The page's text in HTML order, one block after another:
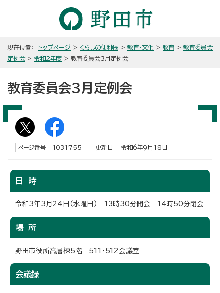
現在位置： トップページ > くらしの便利帳 > 教育・文化 > 教育 > 教育委員会
定例会 > 令和2年度 > 教育委員会3月定例会
教育委員会3月定例会
ページ番号 1031755 更新日 令和6年9月18日
日 時
令和3年3月24日（水曜日） 13時30分開会 14時50分閉会
場 所
野田市役所高層棟5階 511・512会議室
会議録